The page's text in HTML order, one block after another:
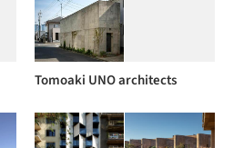
Tomoaki UNO architects